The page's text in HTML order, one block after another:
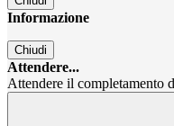
Informazione
Chiudi
Attendere...
Attendere il completamento